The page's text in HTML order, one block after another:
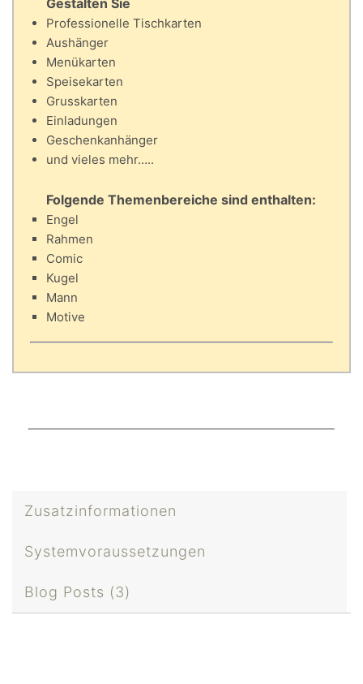
Professionelle Tischkarten
Aushänger
Menükarten
Speisekarten
Grusskarten
Einladungen
Geschenkanhänger
und vieles mehr…..
Folgende Themenbereiche sind enthalten:
Engel
Rahmen
Comic
Kugel
Mann
Motive
Zusatzinformationen
Systemvoraussetzungen
Blog Posts (3)